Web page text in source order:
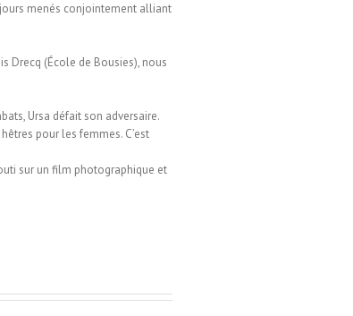
menés conjointement alliant
Drecq (École de Bousies), nous
Ursa défait son adversaire.
pour les femmes. C’est
sur un film photographique et